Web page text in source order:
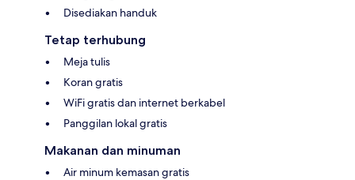
Disediakan handuk
Tetap terhubung
Meja tulis
Koran gratis
WiFi gratis dan internet berkabel
Panggilan lokal gratis
Makanan dan minuman
Air minum kemasan gratis